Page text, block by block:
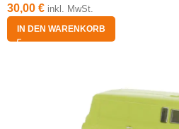
30,00 € inkl. MwSt.
IN DEN WARENKORB